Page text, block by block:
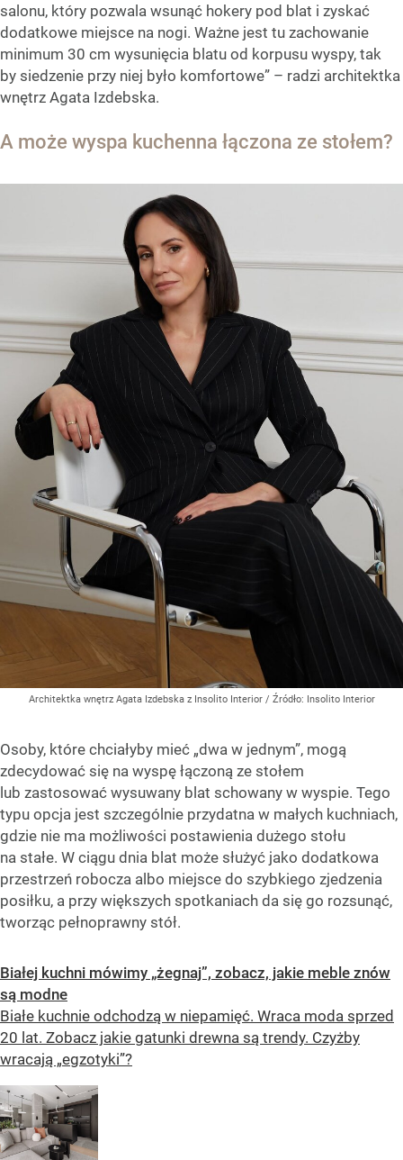
salonu, który pozwala wsunąć hokery pod blat i zyskać
dodatkowe miejsce na nogi. Ważne jest tu zachowanie
minimum 30 cm wysunięcia blatu od korpusu wyspy, tak
by siedzenie przy niej było komfortowe” – radzi architektka
wnętrz Agata Izdebska.
A może wyspa kuchenna łączona ze stołem?
Architektka wnętrz Agata Izdebska z Insolito Interior / Źródło: Insolito Interior
Osoby, które chciałyby mieć „dwa w jednym”, mogą
zdecydować się na wyspę łączoną ze stołem
lub zastosować wysuwany blat schowany w wyspie. Tego
typu opcja jest szczególnie przydatna w małych kuchniach,
gdzie nie ma możliwości postawienia dużego stołu
na stałe. W ciągu dnia blat może służyć jako dodatkowa
przestrzeń robocza albo miejsce do szybkiego zjedzenia
posiłku, a przy większych spotkaniach da się go rozsunąć,
tworząc pełnoprawny stół.
Białej kuchni mówimy „żegnaj”, zobacz, jakie meble znów
są modne
Białe kuchnie odchodzą w niepamięć. Wraca moda sprzed
20 lat. Zobacz jakie gatunki drewna są trendy. Czyżby
wracają „egzotyki”?